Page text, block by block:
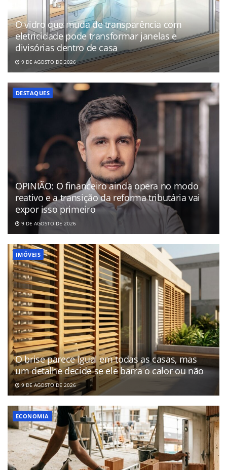
O vidro que muda de transparência com
eletricidade pode transformar janelas e
divisórias dentro de casa
9 DE AGOSTO DE 2026
DESTAQUES
OPINIÃO: O financeiro ainda opera no modo
reativo e a transição da reforma tributária vai
expor isso primeiro
9 DE AGOSTO DE 2026
IMÓVEIS
O brise parece igual em todas as casas, mas
um detalhe decide se ele barra o calor ou não
9 DE AGOSTO DE 2026
ECONOMIA